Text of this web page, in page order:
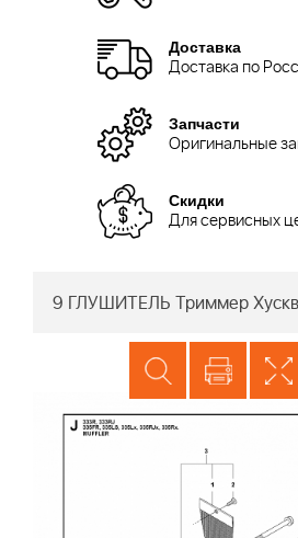
Доставка
Доставка по
Запчасти
Оригинальные
Скидки
Для сервисных
9 ГЛУШИТЕЛЬ Триммер